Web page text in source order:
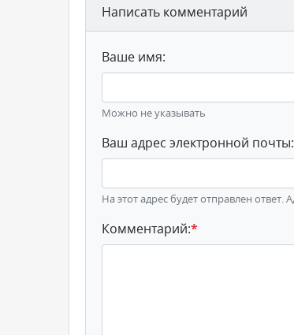
Написать комментарий
Ваше имя:
Можно не указывать
Ваш адрес электронной почты:
На этот адрес будет отправлен ответ.
Комментарий:*